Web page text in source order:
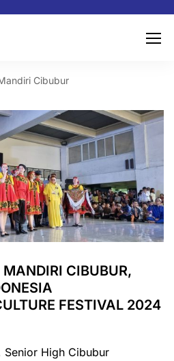
Cibubur
CIBUBUR,
FESTIVAL 2024
Senior High Cibubur